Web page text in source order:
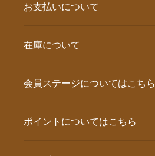
お支払いについて
在庫について
会員ステージについてはこちら
ポイントについてはこちら